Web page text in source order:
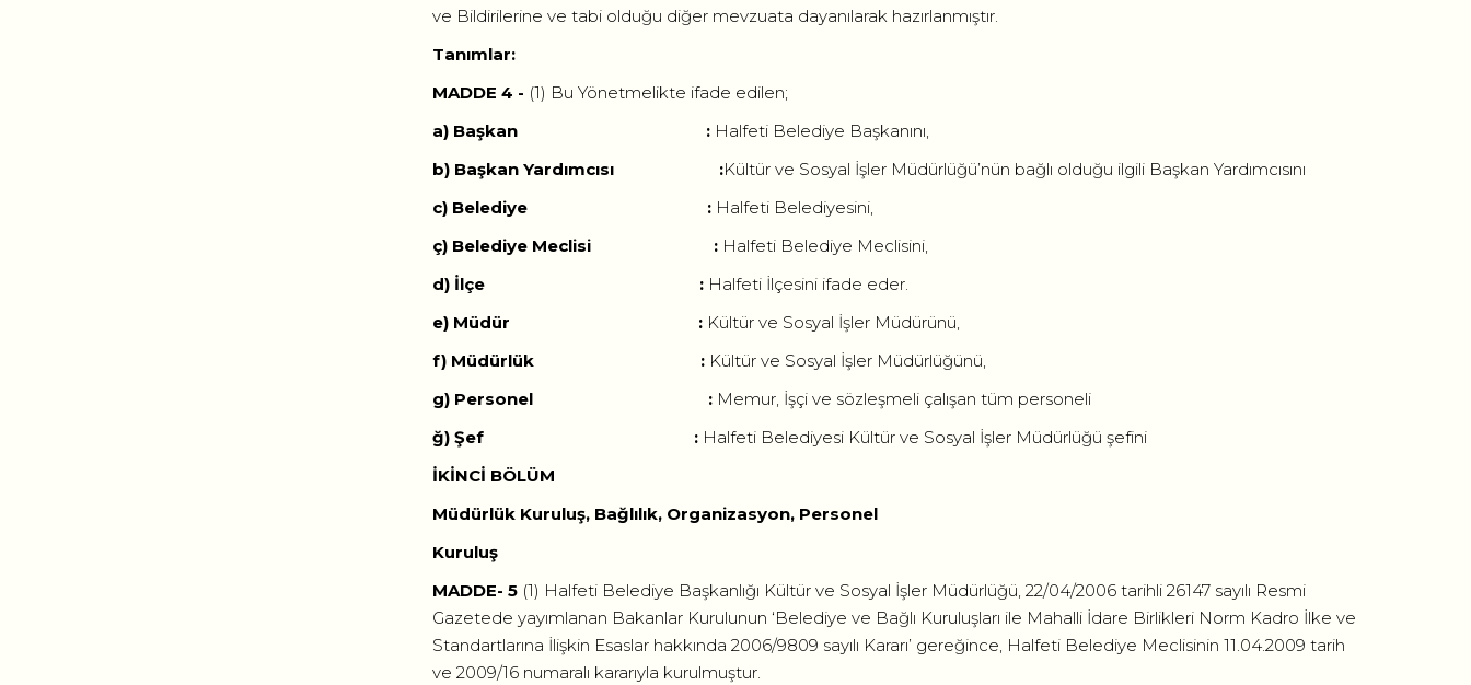
ve Bildirilerine ve tabi olduğu diğer mevzuata dayanılarak hazırlanmıştır.
Tanımlar:
MADDE 4 - (1) Bu Yönetmelikte ifade edilen;
a) Başkan :Halfeti Belediye Başkanını,
b) Başkan Yardımcısı :Kültür ve Sosyal İşler Müdürlüğü’nün bağlı olduğu ilgili Başkan Yardımcısını
c) Belediye :Halfeti Belediyesini,
ç) Belediye Meclisi : Halfeti Belediye Meclisini,
d) İlçe :Halfeti İlçesini ifade eder.
e) Müdür :Kültür ve Sosyal İşler Müdürünü,
f) Müdürlük : Kültür ve Sosyal İşler Müdürlüğünü,
g) Personel :Memur, İşçi ve sözleşmeli çalışan tüm personeli
ğ) Şef : Halfeti Belediyesi Kültür ve Sosyal İşler Müdürlüğü şefini
İKİNCİ BÖLÜM
Müdürlük Kuruluş, Bağlılık, Organizasyon, Personel
Kuruluş
MADDE- 5(1) Halfeti Belediye Başkanlığı Kültür ve Sosyal İşler Müdürlüğü, 22/04/2006 tarihli 26147 sayılı Resmi
Gazetede yayımlanan Bakanlar Kurulunun ‘Belediye ve Bağlı Kuruluşları ile Mahalli İdare Birlikleri Norm Kadro İlke ve
Standartlarına İlişkin Esaslar hakkında 2006/9809 sayılı Kararı’ gereğince, Halfeti Belediye Meclisinin 11.04.2009 tarih
ve 2009/16 numaralı kararıyla kurulmuştur.